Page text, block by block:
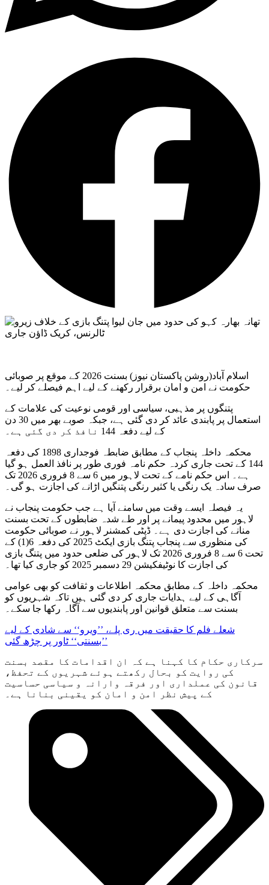
اسلام آباد(روشن پاکستان نیوز) بسنت 2026 کے موقع پر صوبائی
حکومت نے امن و امان برقرار رکھنے کے لیے اہم فیصلے کر لیے۔
پتنگوں پر مذہبی، سیاسی اور قومی نوعیت کی علامات کے
استعمال پر پابندی عائد کر دی گئی ہے، جبکہ صوبے بھر میں 30 دن
کے لیے دفعہ 144 نافذ کر دی گئی ہے۔
محکمہ داخلہ پنجاب کے مطابق ضابطہ فوجداری 1898 کی دفعہ
144 کے تحت جاری کردہ حکم نامہ فوری طور پر نافذ العمل ہو گیا
ہے۔ اس حکم نامے کے تحت لاہور میں 6 سے 8 فروری 2026 تک
صرف سادہ یک رنگی یا کثیر رنگی پتنگیں اڑانے کی اجازت ہو گی۔
یہ فیصلہ ایسے وقت میں سامنے آیا ہے جب حکومت پنجاب نے
لاہور میں محدود پیمانے پر اور طے شدہ ضابطوں کے تحت بسنت
منانے کی اجازت دی ہے۔ ڈپٹی کمشنر لاہور نے صوبائی حکومت
کی منظوری سے پنجاب پتنگ بازی ایکٹ 2025 کی دفعہ 6(1) کے
تحت 6 سے 8 فروری 2026 تک لاہور کی ضلعی حدود میں پتنگ بازی
کی اجازت کا نوٹیفکیشن 29 دسمبر 2025 کو جاری کیا تھا۔
محکمہ داخلہ کے مطابق محکمہ اطلاعات و ثقافت کو بھی عوامی
آگاہی کے لیے ہدایات جاری کر دی گئی ہیں تاکہ شہریوں کو
بسنت سے متعلق قوانین اور پابندیوں سے آگاہ رکھا جا سکے۔
شعلے فلم کا حقیقت میں ری پلے، ’’ویرو‘‘ سے شادی کے لیے
’’بسنتی‘‘ ٹاور پر چڑھ گئی
سرکاری حکام کا کہنا ہے کہ ان اقدامات کا مقصد بسنت
کی روایت کو بحال رکھتے ہوئے شہریوں کے تحفظ،
قانون کی عملداری اور فرقہ وارانہ و سیاسی حساسیت
کے پیش نظر امن و امان کو یقینی بنانا ہے۔